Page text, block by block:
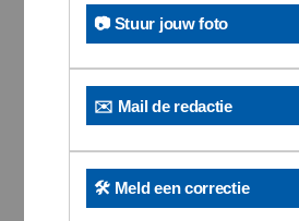
📷 Stuur jouw foto
✉️ Mail de redactie
🛠️ Meld een correctie